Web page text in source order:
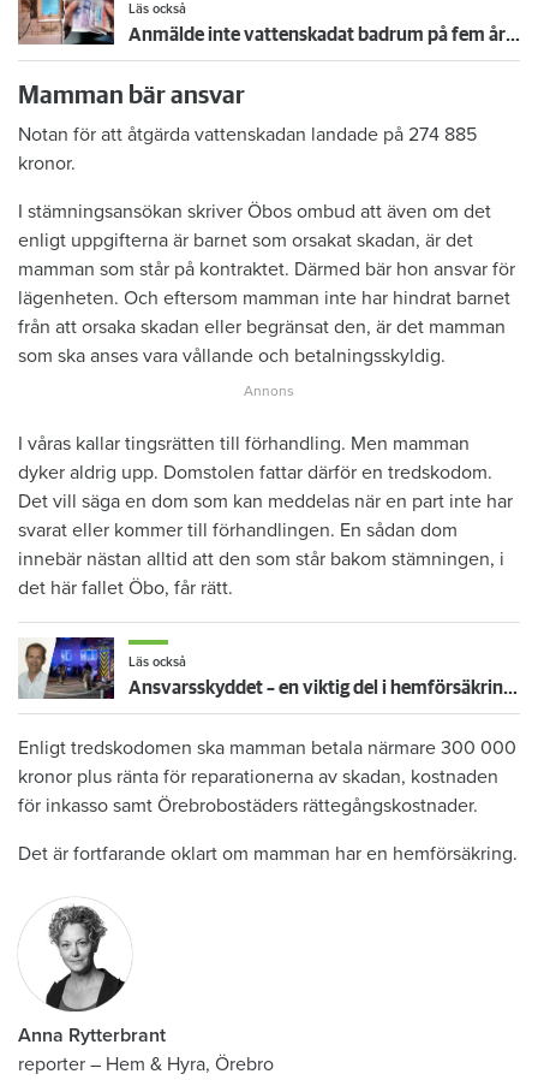
Läs också
Anmälde inte vattenskadat badrum på fem år – krävs på 125 000 kronor
Mamman bär ansvar
Notan för att åtgärda vattenskadan landade på 274 885
kronor.
I stämningsansökan skriver Öbos ombud att även om det
enligt uppgifterna är barnet som orsakat skadan, är det
mamman som står på kontraktet. Därmed bär hon ansvar för
lägenheten. Och eftersom mamman inte har hindrat barnet
från att orsaka skadan eller begränsat den, är det mamman
som ska anses vara vållande och betalningsskyldig.
I våras kallar tingsrätten till förhandling. Men mamman
dyker aldrig upp. Domstolen fattar därför en tredskodom.
Det vill säga en dom som kan meddelas när en part inte har
svarat eller kommer till förhandlingen. En sådan dom
innebär nästan alltid att den som står bakom stämningen, i
det här fallet Öbo, får rätt.
Läs också
Ansvarsskyddet – en viktig del i hemförsäkringen
Enligt tredskodomen ska mamman betala närmare 300 000
kronor plus ränta för reparationerna av skadan, kostnaden
för inkasso samt Örebrobostäders rättegångskostnader.
Det är fortfarande oklart om mamman har en hemförsäkring.
Anna Rytterbrant
reporter – Hem & Hyra, Örebro